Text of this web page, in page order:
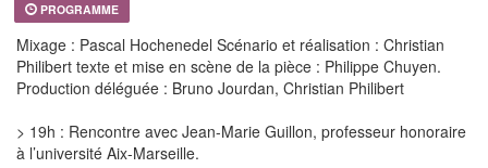
PROGRAMME
Mixage : Pascal Hochenedel Scénario et réalisation : Christian
Philibert texte et mise en scène de la pièce : Philippe Chuyen.
Production déléguée : Bruno Jourdan, Christian Philibert
> 19h : Rencontre avec Jean-Marie Guillon, professeur honoraire
à l’université Aix-Marseille.